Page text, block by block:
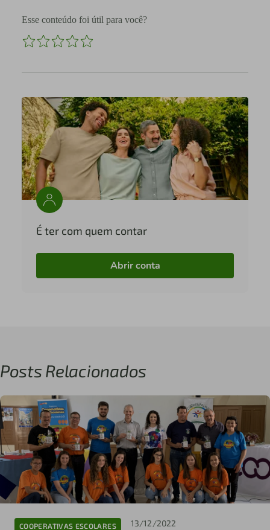
Esse conteúdo foi útil para você?
É ter com quem contar
Abrir conta
Posts Relacionados
COOPERATIVAS ESCOLARES 13/12/2022